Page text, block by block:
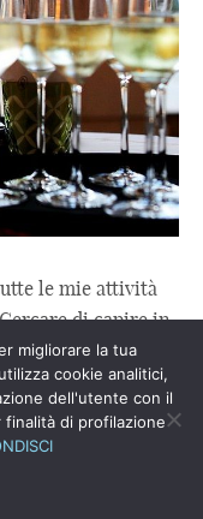
le mie attività
di capire in
TRE
MAIO,
migliorare la tua
cookie analitici,
dell'utente con il
di profilazione